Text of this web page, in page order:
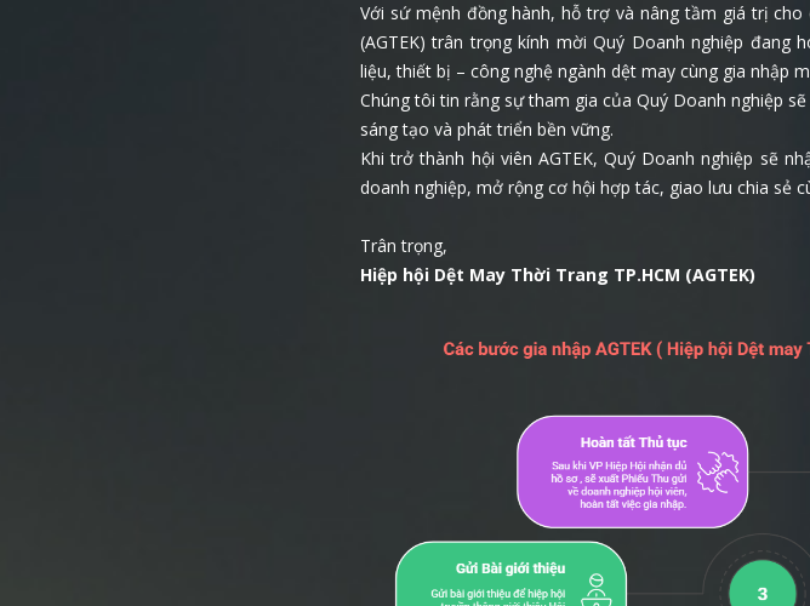
Với sứ mệnh đồng hành, hỗ trợ và nâng tầm giá trị
(AGTEK) trân trọng kính mời Quý Doanh nghiệp
liệu, thiết bị – công nghệ ngành dệt may cùng gia nhập
Chúng tôi tin rằng sự tham gia của Quý Doanh nghiệp
sáng tạo và phát triển bền vững.
Khi trở thành hội viên AGTEK, Quý Doanh nghiệp sẽ
doanh nghiệp, mở rộng cơ hội hợp tác, giao lưu chia sẻ
Trân trọng,
Hiệp hội Dệt May Thời Trang TP.HCM (AGTEK)